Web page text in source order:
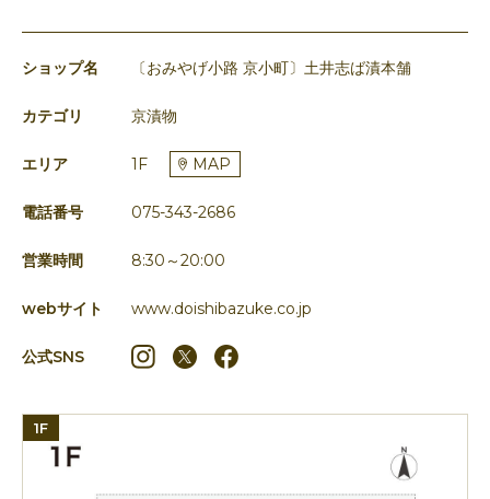
ショップ名 〔おみやげ小路 京小町〕土井志ば漬本舗
カテゴリ 京漬物
エリア 1F MAP
電話番号 075-343-2686
営業時間 8:30～20:00
webサイト www.doishibazuke.co.jp
公式SNS
1F